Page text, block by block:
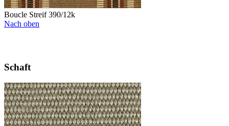
Boucle Streif 390/12k
Nach oben
Schaft